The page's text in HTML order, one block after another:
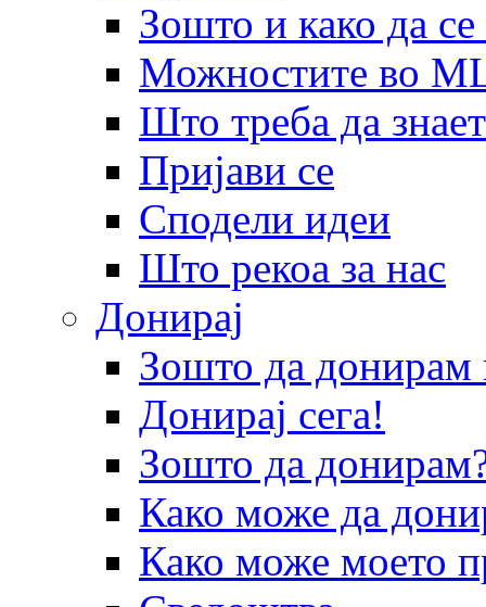
Зошто и како да
Можностите во
Што треба да
Пријави се
Сподели идеи
Што рекоа за нас
Донирај
Зошто да
Донирај сега!
Зошто да
Како може да
Како може моето